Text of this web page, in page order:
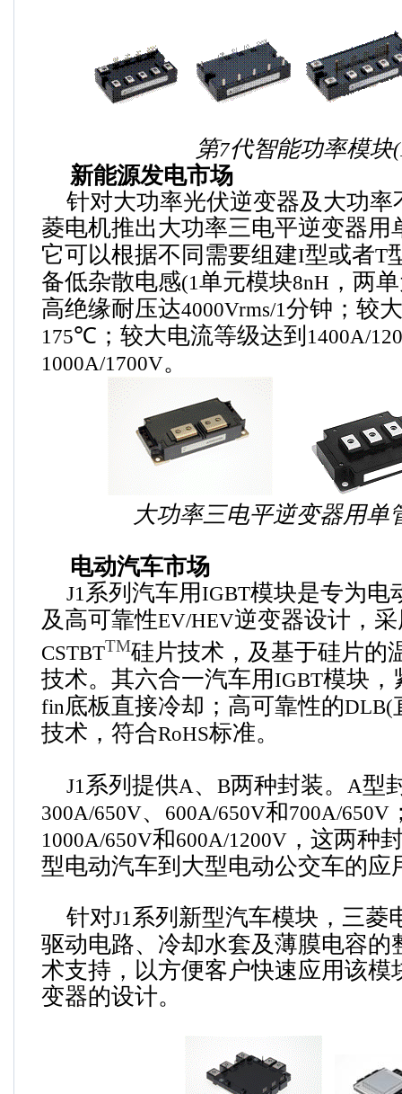
第7代智能功率模块
新能源发电市场
针对大功率光伏逆变器及大功率
菱电机推出大功率三电平逆变器用
它可以根据不同需要组建I型或者T
备低杂散电感(1单元模块8nH ，两
高绝缘耐压达4000Vrms/1分钟； 较
175℃； 较大电流等级达到 1400A/
1000A/1700V。
大功率三电平逆变器用单
电动汽车市场
J1系列汽车用IGBT模块是专为电
及高可靠性EV/HEV逆变器设计，
CSTBTTM硅片技术，及基于硅片的
技术。其六合一汽车用IGBT模块，
fin底板直接冷却；高可靠性的DLB(
技术，符合RoHS标准。
J1系列提供A、 B两种封装。 A型
300A/650V、 600A/650V和700A/650V
1000A/650V和600A/1200V ，这两种
型电动汽车到大型电动公交车的应
针对J1系列新型汽车模块，三菱
驱动电路、冷却水套及薄膜电容的
术支持，以方便客户快速应用该模
变器的设计。